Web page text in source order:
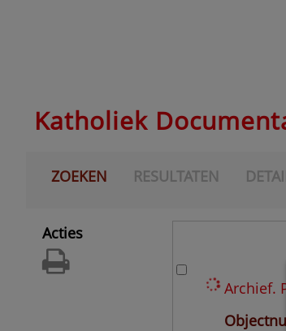
Katholiek
ZOEKEN RESULTATEN
Acties
Archief.